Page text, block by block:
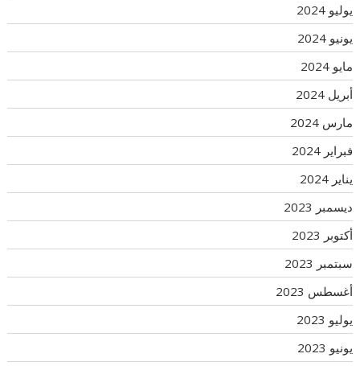
يوليو 2024
يونيو 2024
مايو 2024
أبريل 2024
مارس 2024
فبراير 2024
يناير 2024
ديسمبر 2023
أكتوبر 2023
سبتمبر 2023
أغسطس 2023
يوليو 2023
يونيو 2023